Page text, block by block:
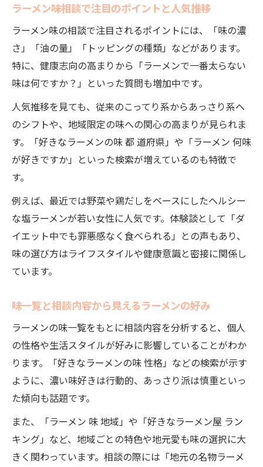
ラーメン味相談で注目のポイントと人気推移
ラーメン味の相談で注目されるポイントには、「味の濃
さ」「油の量」「トッピングの種類」などがあります。
特に、健康志向の高まりから「ラーメンで一番太らない
味は何ですか？」といった質問も増加中です。
人気推移を見ても、従来のこってり系からあっさり系へ
のシフトや、地域限定の味への関心の高まりが見られま
す。「好きなラーメンの味 都 道府県」や「ラーメン 何味
が好きですか」といった検索が増えているのも特徴で
す。
例えば、最近では野菜や鶏だしをベースにしたヘルシー
な塩ラーメンが若い女性に人気です。体験談として「ダ
イエット中でも罪悪感なく食べられる」との声もあり、
味の選び方はライフスタイルや健康意識と密接に関係し
ています。
味一覧と相談内容から見えるラーメンの好み
ラーメンの味一覧をもとに相談内容を分析すると、個人
の性格や生活スタイルが好みに影響していることがわか
ります。「好きなラーメンの味 性格」などの検索が示す
ように、濃い味好きは行動的、あっさり派は慎重といっ
た傾向も話題です。
また、「ラーメン 味 地域」や「好きなラーメン屋 ラン
キング」など、地域ごとの特色や地元愛も味の選択に大
きく関わっています。相談の際には「地元の名物ラーメ